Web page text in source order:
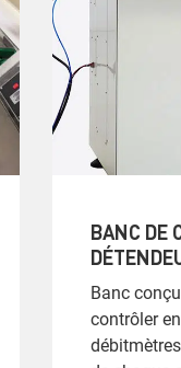
BANC DE
Banc
contrôler